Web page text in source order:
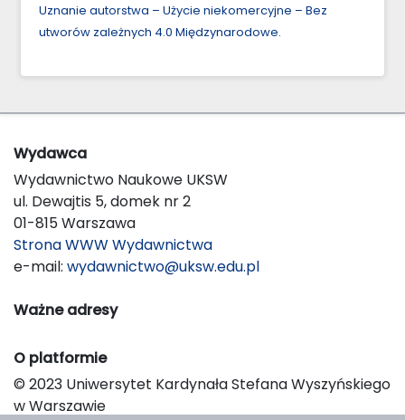
Uznanie autorstwa – Użycie niekomercyjne – Bez
utworów zależnych 4.0 Międzynarodowe.
Wydawca
Wydawnictwo Naukowe UKSW
ul. Dewajtis 5, domek nr 2
01-815 Warszawa
Strona WWW Wydawnictwa
e-mail: wydawnictwo@uksw.edu.pl
Ważne adresy
O platformie
© 2023 Uniwersytet Kardynała Stefana Wyszyńskiego
w Warszawie